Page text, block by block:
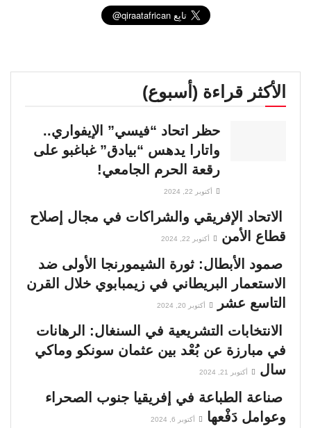
الأكثر قراءة (أسبوع)
حظر اتحاد “فيسي” الإيفواري..
واتارا يدهس “بيادق” غباغبو على
رقعة الحرم الجامعي!
أكتوبر 22, 2024
الاتحاد الإفريقي والشراكات في مجال إصلاح
قطاع الأمن
أكتوبر 22, 2024
صمود الأبطال: ثورة الشيمورنجا الأولى ضد
الاستعمار البريطاني في زيمبابوي خلال القرن
التاسع عشر
أكتوبر 20, 2024
الانتخابات التشريعية في السنغال: الرهانات
في مبارزة عن بُعْد بين عثمان سونكو وماكي
سال
أكتوبر 21, 2024
صناعة الطباعة في إفريقيا جنوب الصحراء
وعوامل دَفْعها
أكتوبر 6, 2024